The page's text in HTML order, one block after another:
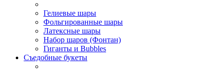
Гелиевые шары
Фольгированные шары
Латексные шары
Набор шаров (Фонтан)
Гиганты и Bubbles
Съедобные букеты